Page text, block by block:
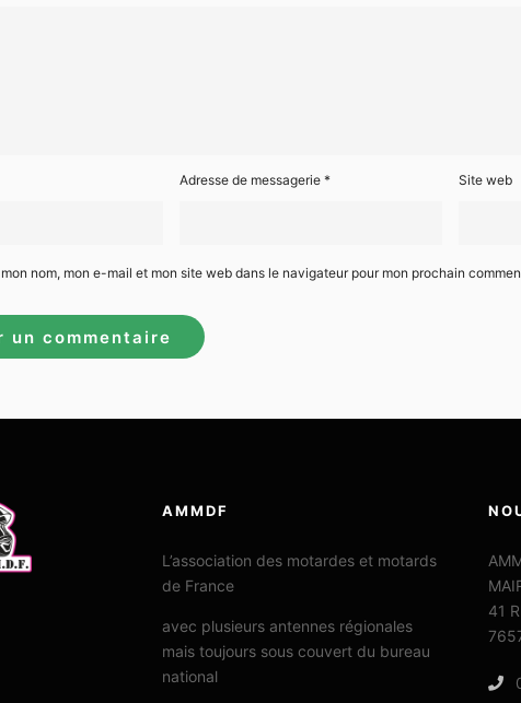
Adresse de messagerie * Site web
nom, mon e-mail et mon site web dans le navigateur pour mon prochain
AMMDF
L’association des motardes et motards
de France
avec plusieurs antennes régionales
mais toujours sous couvert du bureau
national
41